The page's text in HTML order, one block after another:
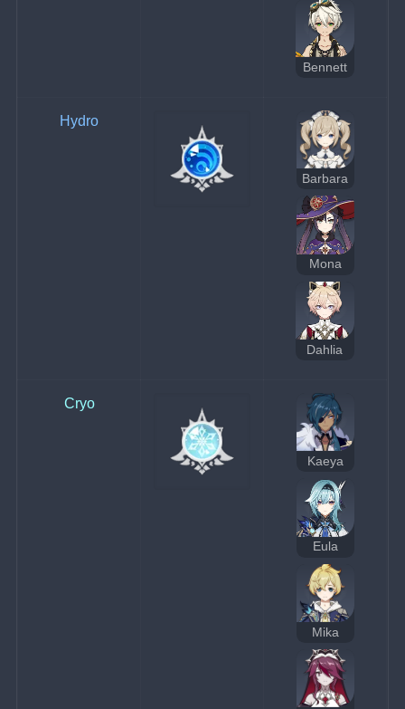
Bennett
Hydro
Barbara
Mona
Dahlia
Cryo
Kaeya
Eula
Mika